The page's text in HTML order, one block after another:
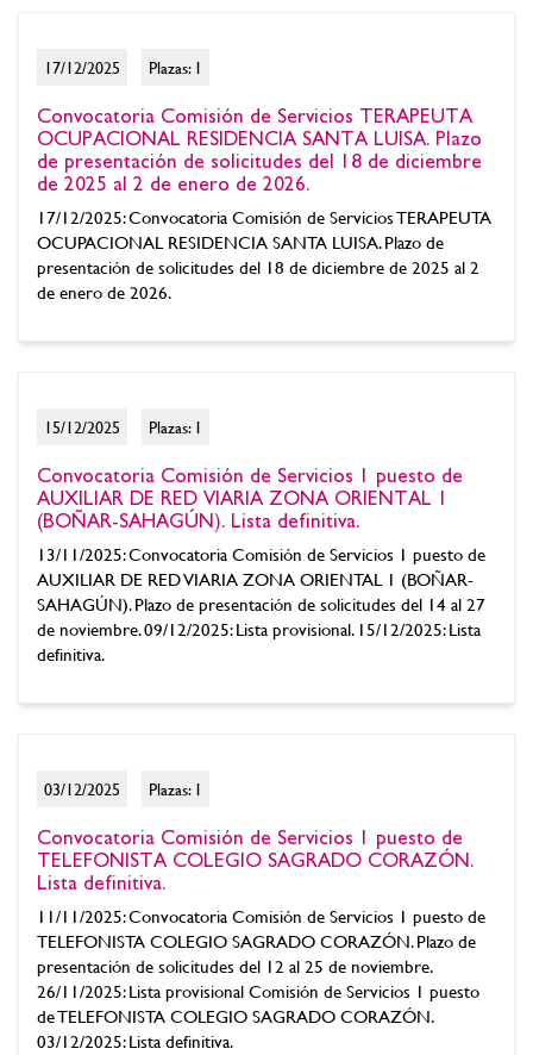
17/12/2025 Plazas: 1
Convocatoria Comisión de Servicios TERAPEUTA
OCUPACIONAL RESIDENCIA SANTA LUISA. Plazo
de presentación de solicitudes del 18 de diciembre
de 2025 al 2 de enero de 2026.
17/12/2025: Convocatoria Comisión de Servicios TERAPEUTA
OCUPACIONAL RESIDENCIA SANTA LUISA. Plazo de
presentación de solicitudes del 18 de diciembre de 2025 al 2
de enero de 2026.
15/12/2025 Plazas: 1
Convocatoria Comisión de Servicios 1 puesto de
AUXILIAR DE RED VIARIA ZONA ORIENTAL 1
(BOÑAR-SAHAGÚN). Lista definitiva.
13/11/2025: Convocatoria Comisión de Servicios 1 puesto de
AUXILIAR DE RED VIARIA ZONA ORIENTAL 1 (BOÑAR-
SAHAGÚN). Plazo de presentación de solicitudes del 14 al 27
de noviembre. 09/12/2025: Lista provisional. 15/12/2025: Lista
definitiva.
03/12/2025 Plazas: 1
Convocatoria Comisión de Servicios 1 puesto de
TELEFONISTA COLEGIO SAGRADO CORAZÓN.
Lista definitiva.
11/11/2025: Convocatoria Comisión de Servicios 1 puesto de
TELEFONISTA COLEGIO SAGRADO CORAZÓN. Plazo de
presentación de solicitudes del 12 al 25 de noviembre.
26/11/2025: Lista provisional Comisión de Servicios 1 puesto
de TELEFONISTA COLEGIO SAGRADO CORAZÓN.
03/12/2025: Lista definitiva.